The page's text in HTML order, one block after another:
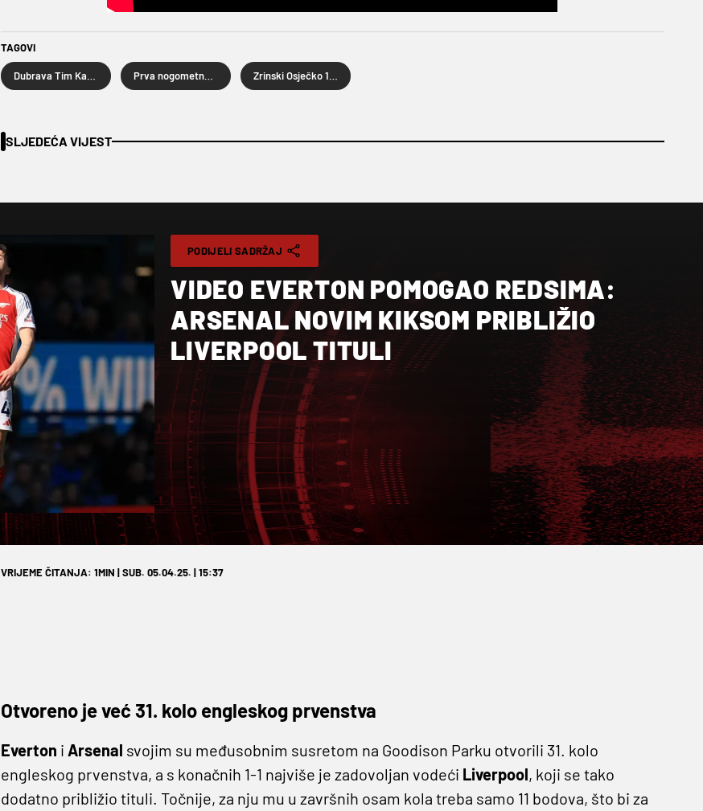
TAGOVI
Dubrava Tim Kabel Prva nogometna liga Zrinski Osječko 1664
SLJEDEĆA VIJEST
PODIJELI SADRŽAJ
VIDEO EVERTON POMOGAO REDSIMA:
ARSENAL NOVIM KIKSOM PRIBLIŽIO
LIVERPOOL TITULI
VRIJEME ČITANJA: 1MIN | SUB. 05.04.25. | 15:37
Otvoreno je već 31. kolo engleskog prvenstva
Everton i Arsenal svojim su međusobnim susretom na Goodison Parku otvorili 31. kolo
engleskog prvenstva, a s konačnih 1-1 najviše je zadovoljan vodeći Liverpool, koji se tako
dodatno približio tituli. Točnije, za nju mu u završnih osam kola treba samo 11 bodova, što bi za